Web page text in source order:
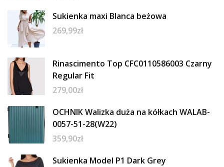
Sukienka maxi Blanca beżowa
269,99zł
Rinascimento Top CFC0110586003 Czarny
Regular Fit
279,00zł
OCHNIK Walizka duża na kółkach WALAB-
0057-51-28(W22)
359,90zł
Sukienka Model P1 Dark Grey